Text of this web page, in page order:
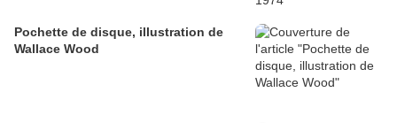
Pochette de disque, illustration de
Wallace Wood